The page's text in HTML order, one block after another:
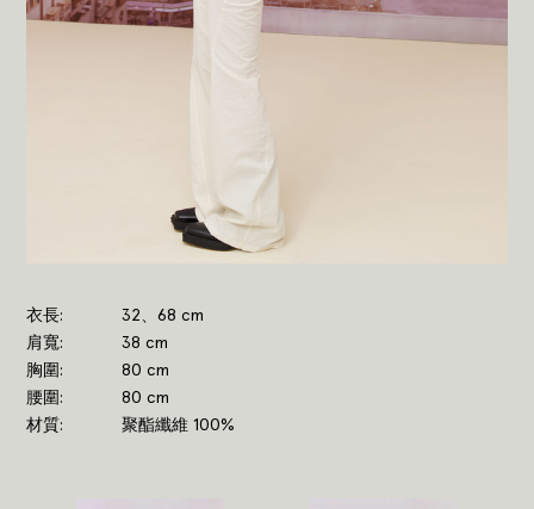
衣長
32、68 cm
肩寬
38 cm
胸圍
80 cm
腰圍
80 cm
材質
聚酯纖維 100%